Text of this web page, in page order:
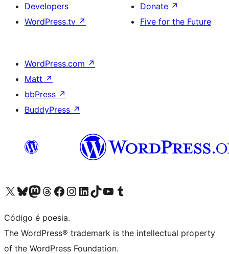
Developers
WordPress.tv ↗
Donate ↗
Five for the Future
WordPress.com ↗
Matt ↗
bbPress ↗
BuddyPress ↗
Visite a nossa conta X (antigo Twitter)
Visit our Bluesky account
Visit our Mastodon account
Visit our Threads account
Visite a nossa página do Facebook
Visite a nossa conta no Instagram
Visite a nossa conta no LinkedIn
Visit our TikTok account
Visit our YouTube channel
Visit our Tumblr account
Código é poesia.
The WordPress® trademark is the intellectual property
of the WordPress Foundation.